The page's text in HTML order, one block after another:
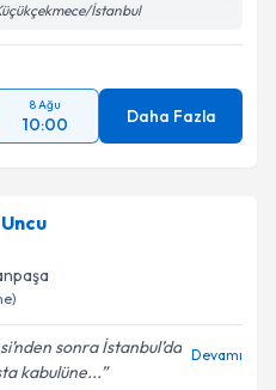
Gönder
İstanbul
8 Ağu
10:00 Daha Fazla
sonra İstanbul’da
kabulüne...
Devamı